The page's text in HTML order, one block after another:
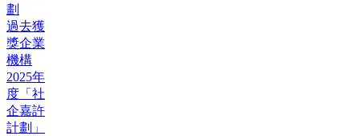
劃
過去獲
獎企業
機構
2025年
度「社
企嘉許
計劃」